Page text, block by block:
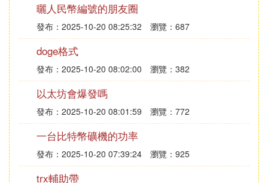
支付是貨幣的基本功能，為了讓數字貨幣更快更方便
的用於交易和流通，誕生了很多優秀的產品，如支持
很多幣種的在線或離線錢包、支持點對點或擔保交易
的結算系統、支持數字貨幣和法定貨幣互相兌換的平
台等。
交易所的出現，讓數字貨幣擁有了很強的證券屬性，
常見的交易所通常都支持OTC（C2C）交易、幣幣交
易、合約交易等功能，為投資者提供7x24小時實時在
線的數字貨幣交易服務。參與交易的投資者多了，也
衍生出來諸如量化、基金、借貸等的投資服務。伴隨
著幾輪大牛市，數字貨幣被越來越多的人認識、接受
曬人民幣編號的朋友圈
發布：2025-10-20 08:25:32 瀏覽：687
doge格式
發布：2025-10-20 08:02:00 瀏覽：382
以太坊會爆發嗎
發布：2025-10-20 08:01:59 瀏覽：772
一台比特幣礦機的功率
發布：2025-10-20 07:39:24 瀏覽：925
trx輔助帶